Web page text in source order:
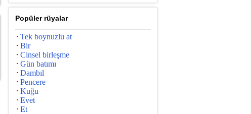
Popüler rüyalar
Tek boynuzlu at
Bir
Cinsel birleşme
Gün batımı
Dambıl
Pencere
Kuğu
Evet
Et